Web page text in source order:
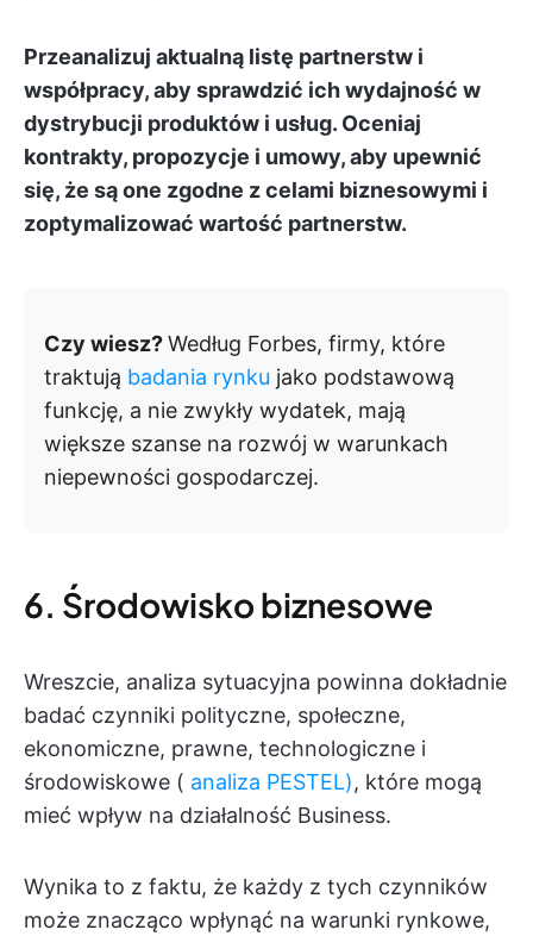
Przeanalizuj aktualną listę partnerstw i
współpracy, aby sprawdzić ich wydajność w
dystrybucji produktów i usług. Oceniaj
kontrakty, propozycje i umowy, aby upewnić
się, że są one zgodne z celami biznesowymi i
zoptymalizować wartość partnerstw.
Czy wiesz?Według Forbes, firmy, które
traktują badania rynku jako podstawową
funkcję, a nie zwykły wydatek, mają
większe szanse na rozwój w warunkach
niepewności gospodarczej.
6. Środowisko biznesowe
Wreszcie, analiza sytuacyjna powinna dokładnie
badać czynniki polityczne, społeczne,
ekonomiczne, prawne, technologiczne i
środowiskowe ( analiza PESTEL), które mogą
mieć wpływ na działalność Business.
Wynika to z faktu, że każdy z tych czynników
może znacząco wpłynąć na warunki rynkowe,